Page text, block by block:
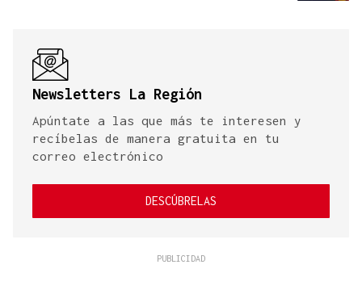
Newsletters La Región
Apúntate a las que más te interesen y
recíbelas de manera gratuita en tu
correo electrónico
DESCÚBRELAS